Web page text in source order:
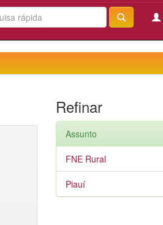
Refinar
Assunto
FNE Rural
Piauí